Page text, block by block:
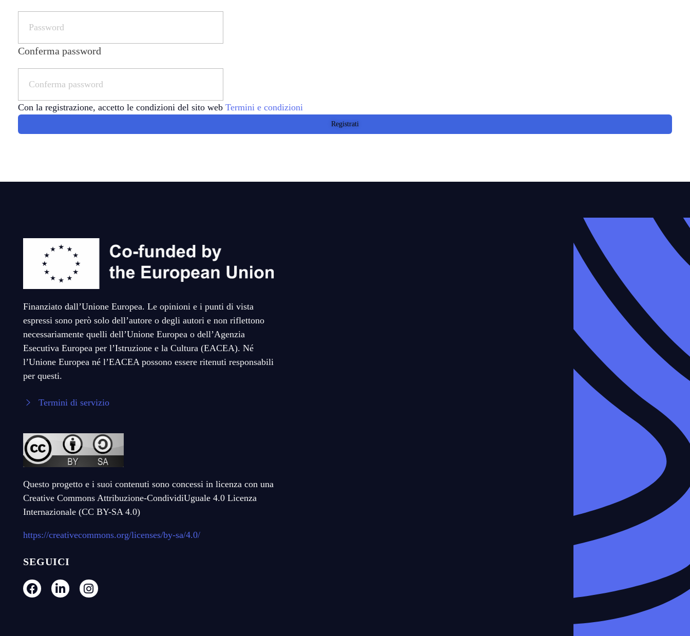
Conferma password
Con la registrazione, accetto le condizioni del sito web Termini e condizioni
Registrati
Finanziato dall’Unione Europea. Le opinioni e i punti di vista
espressi sono però solo dell’autore o degli autori e non riflettono
necessariamente quelli dell’Unione Europea o dell’Agenzia
Esecutiva Europea per l’Istruzione e la Cultura (EACEA). Né
l’Unione Europea né l’EACEA possono essere ritenuti responsabili
per questi.
Termini di servizio
Questo progetto e i suoi contenuti sono concessi in licenza con una
Creative Commons Attribuzione-CondividiUguale 4.0 Licenza
Internazionale (CC BY-SA 4.0)
https://creativecommons.org/licenses/by-sa/4.0/
SEGUICI